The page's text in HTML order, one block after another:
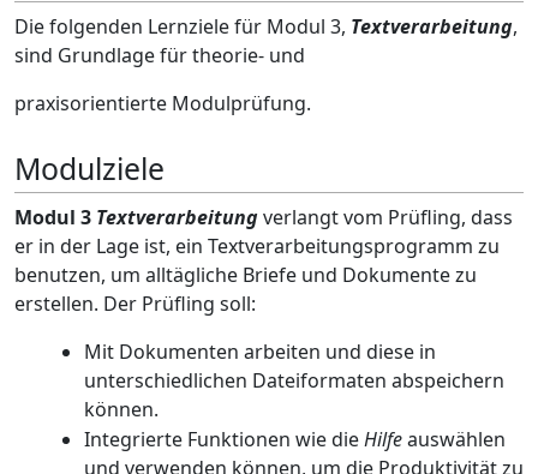
Die folgenden Lernziele für Modul 3, Textverarbeitung,
sind Grundlage für theorie- und
praxisorientierte Modulprüfung.
Modulziele
Modul 3 Textverarbeitungverlangt vom Prüfling, dass
er in der Lage ist, ein Textverarbeitungsprogramm zu
benutzen, um alltägliche Briefe und Dokumente zu
erstellen. Der Prüfling soll:
Mit Dokumenten arbeiten und diese in
unterschiedlichen Dateiformaten abspeichern
können.
Integrierte Funktionen wie dieHilfeauswählen
und verwenden können, um die Produktivität zu